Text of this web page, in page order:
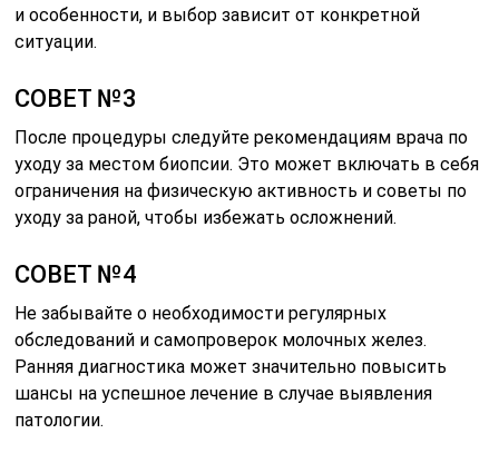
и особенности, и выбор зависит от конкретной
ситуации.
СОВЕТ №3
После процедуры следуйте рекомендациям врача по
уходу за местом биопсии. Это может включать в себя
ограничения на физическую активность и советы по
уходу за раной, чтобы избежать осложнений.
СОВЕТ №4
Не забывайте о необходимости регулярных
обследований и самопроверок молочных желез.
Ранняя диагностика может значительно повысить
шансы на успешное лечение в случае выявления
патологии.